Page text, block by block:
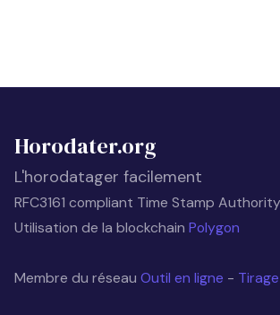
Horodater.org
L'horodatager facilement
RFC3161 compliant Time Stamp Authority
Utilisation de la blockchain Polygon
Membre du réseau Outil en ligne -